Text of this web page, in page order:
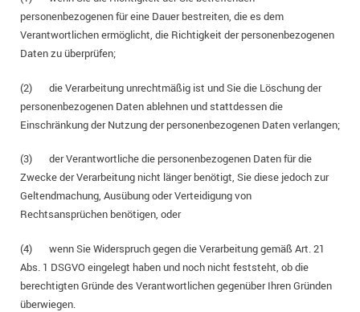
personenbezogenen für eine Dauer bestreiten, die es dem
Verantwortlichen ermöglicht, die Richtigkeit der personenbezogenen
Daten zu überprüfen;
(2) die Verarbeitung unrechtmäßig ist und Sie die Löschung der
personenbezogenen Daten ablehnen und stattdessen die
Einschränkung der Nutzung der personenbezogenen Daten verlangen;
(3) der Verantwortliche die personenbezogenen Daten für die
Zwecke der Verarbeitung nicht länger benötigt, Sie diese jedoch zur
Geltendmachung, Ausübung oder Verteidigung von
Rechtsansprüchen benötigen, oder
(4) wenn Sie Widerspruch gegen die Verarbeitung gemäß Art. 21
Abs. 1 DSGVO eingelegt haben und noch nicht feststeht, ob die
berechtigten Gründe des Verantwortlichen gegenüber Ihren Gründen
überwiegen.